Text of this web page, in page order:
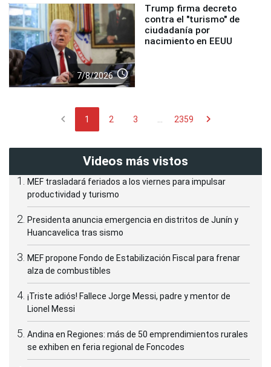
7/8/2026 access_time
Trump firma decreto
contra el "turismo" de
ciudadanía por
nacimiento en EEUU
chevron_left 1 2 3 ... 2359 chevron_right
Videos más vistos
MEF trasladará feriados a los viernes para impulsar
productividad y turismo
Presidenta anuncia emergencia en distritos de Junín y
Huancavelica tras sismo
MEF propone Fondo de Estabilización Fiscal para frenar
alza de combustibles
¡Triste adiós! Fallece Jorge Messi, padre y mentor de
Lionel Messi
Andina en Regiones: más de 50 emprendimientos rurales
se exhiben en feria regional de Foncodes